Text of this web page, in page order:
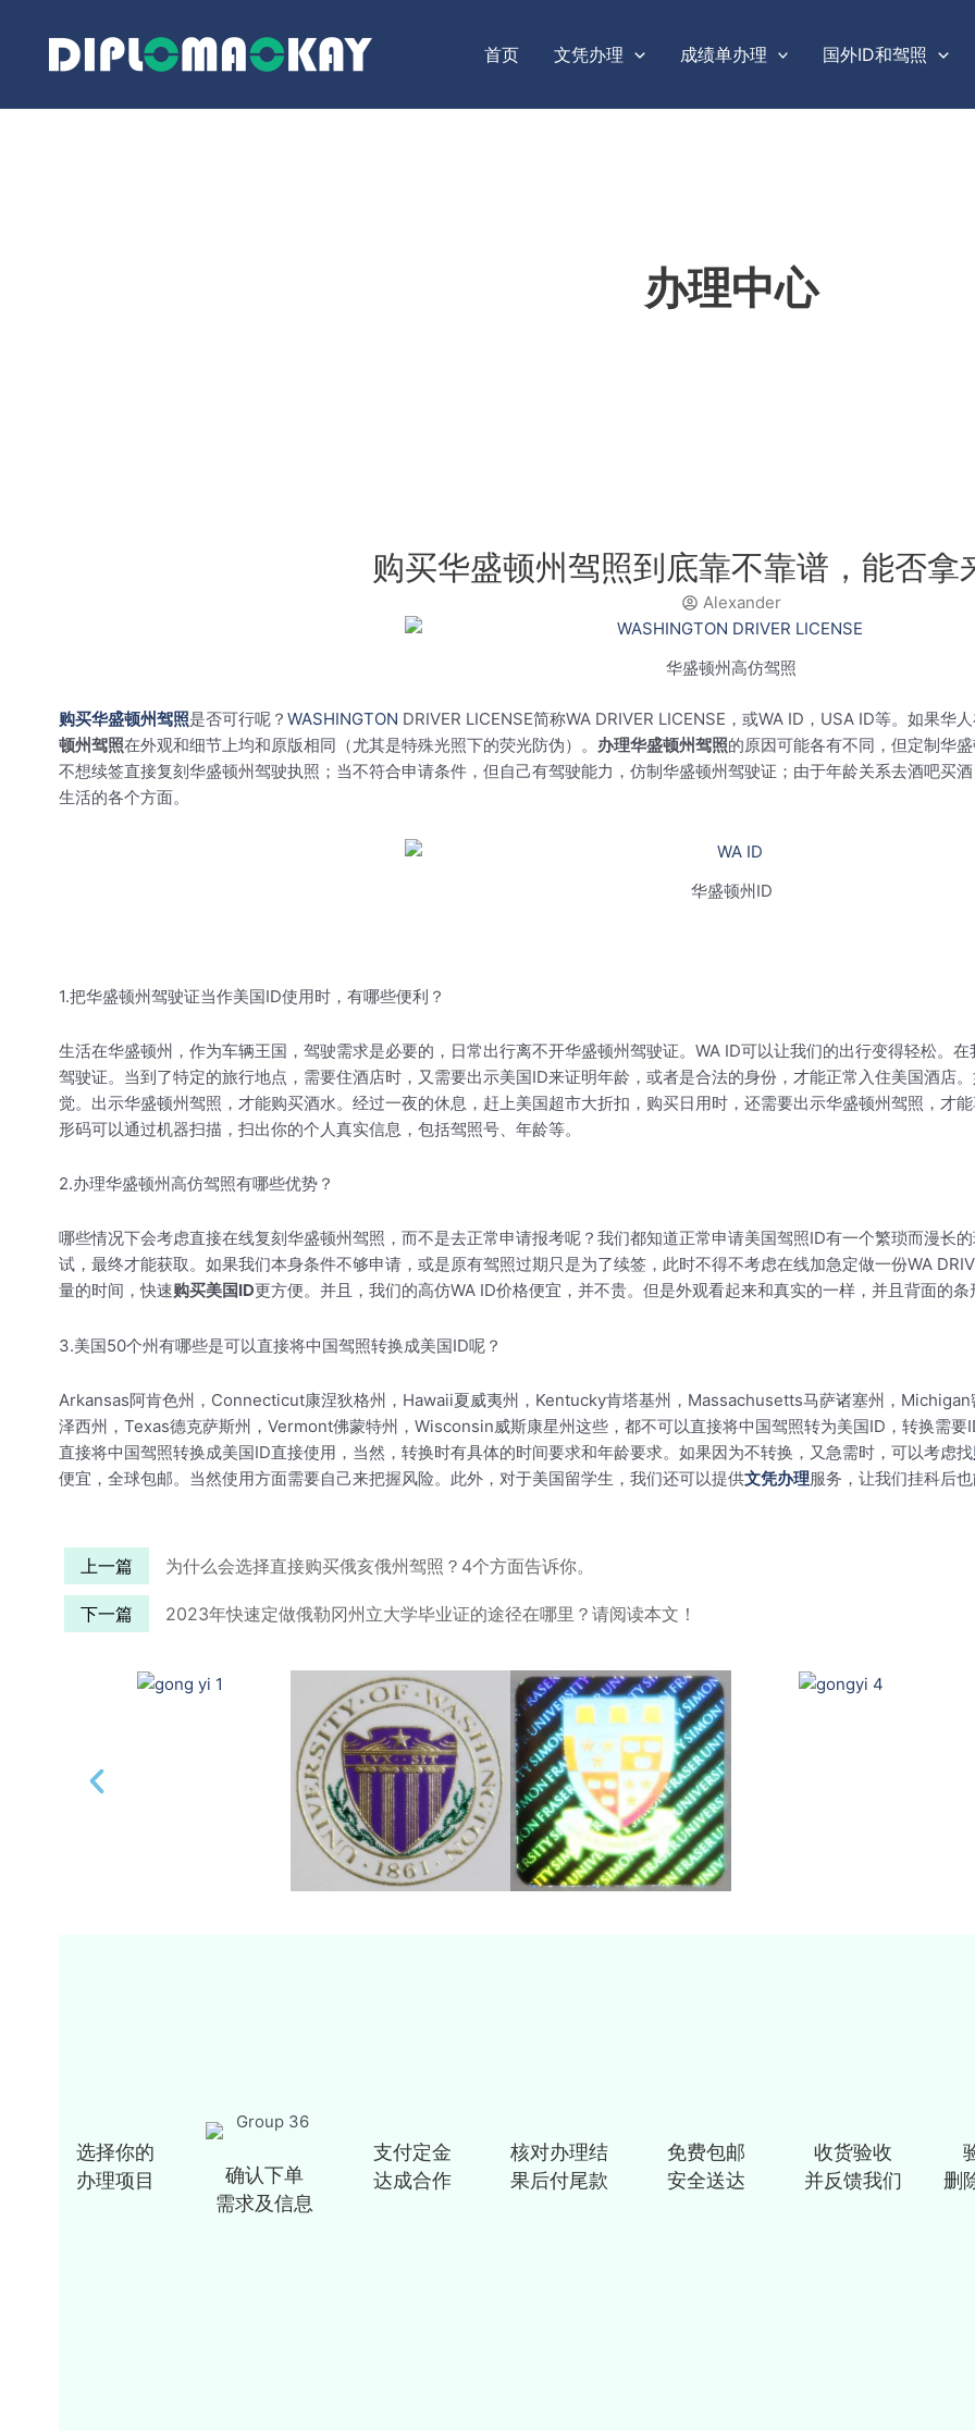
首页 文凭办理 成绩单办理 国外ID和驾照
办理中心
购买华盛顿州驾照到底靠不靠谱，能否拿
Alexander
华盛顿州高仿驾照
购买华盛顿州驾照是否可行呢？ WASHINGTON DRIVER LICENSE简称WA DRIVER LICENSE，或WA ID，USA ID等。如果华
顿州驾照在外观和细节上均和原版相同（尤其是特殊光照下的荧光防伪）。 办理华盛顿州驾照的原因可能各有不同，但定制华
不想续签直接复刻华盛顿州驾驶执照；当不符合申请条件，但自己有驾驶能力，仿制华盛顿州驾驶证；由于年龄关系去酒吧买
生活的各个方面。
华盛顿州ID
1.把华盛顿州驾驶证当作美国ID使用时，有哪些便利？
生活在华盛顿州，作为车辆王国，驾驶需求是必要的，日常出行离不开华盛顿州驾驶证。WA ID可以让我们的出行变得轻松。
驾驶证。当到了特定的旅行地点，需要住酒店时，又需要出示美国ID来证明年龄，或者是合法的身份，才能正常入住美国酒店
觉。出示华盛顿州驾照，才能购买酒水。经过一夜的休息，赶上美国超市大折扣，购买日用时，还需要出示华盛顿州驾照，才
形码可以通过机器扫描，扫出你的个人真实信息，包括驾照号、年龄等。
2.办理华盛顿州高仿驾照有哪些优势？
哪些情况下会考虑直接在线复刻华盛顿州驾照，而不是去正常申请报考呢？我们都知道正常申请美国驾照ID有一个繁琐而漫长
试，最终才能获取。如果我们本身条件不够申请，或是原有驾照过期只是为了续签，此时不得不考虑在线加急定做一份WA
量的时间，快速购买美国ID更方便。并且，我们的高仿WA ID价格便宜，并不贵。但是外观看起来和真实的一样，并且背面的
3.美国50个州有哪些是可以直接将中国驾照转换成美国ID呢？
Arkansas阿肯色州，Connecticut康涅狄格州，Hawaii夏威夷州，Kentucky肯塔基州，Massachusetts马萨诸塞州，
泽西州，Texas德克萨斯州，Vermont佛蒙特州，Wisconsin威斯康星州这些，都不可以直接将中国驾照转为美国ID，转换需
直接将中国驾照转换成美国ID直接使用，当然，转换时有具体的时间要求和年龄要求。如果因为不转换，又急需时，可以考虑找
便宜，全球包邮。当然使用方面需要自己来把握风险。此外，对于美国留学生，我们还可以提供文凭办理服务，让我们挂科后
上一篇 为什么会选择直接购买俄亥俄州驾照？4个方面告诉你。
下一篇 2023年快速定做俄勒冈州立大学毕业证的途径在哪里？请阅读本文！
选择你的
办理项目
确认下单
需求及信息
支付定金
达成合作
核对办理结
果后付尾款
免费包邮
安全送达
收货验收
并反馈我们
删